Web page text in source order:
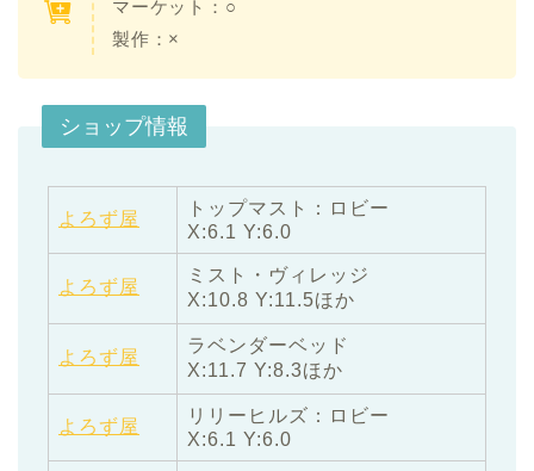
マーケット：○
製作：×
ショップ情報
よろず屋
トップマスト：ロビー
X:6.1 Y:6.0
よろず屋
ミスト・ヴィレッジ
X:10.8 Y:11.5ほか
よろず屋
ラベンダーベッド
X:11.7 Y:8.3ほか
よろず屋
リリーヒルズ：ロビー
X:6.1 Y:6.0